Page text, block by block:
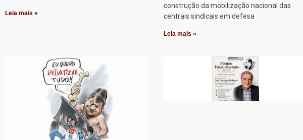
Leia mais »
construção da mobilização nacional das
centrais sindicais em defesa
Leia mais »